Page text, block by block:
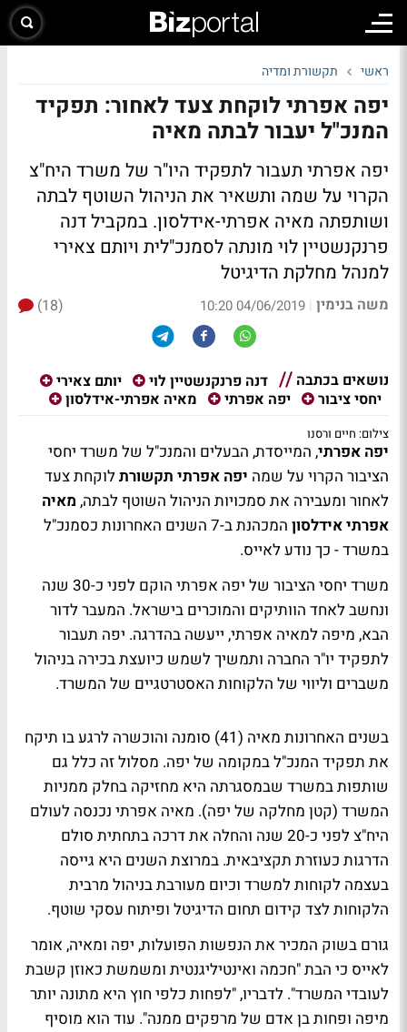
ראשי תקשורת ומדיה
יפה אפרתי לוקחת צעד לאחור: תפקיד
המנכ"ל יעבור לבתה מאיה
יפה אפרתי תעבור לתפקיד היו"ר של משרד היח"צ
הקרוי על שמה ותשאיר את הניהול השוטף לבתה
ושותפתה מאיה אפרתי-אידלסון. במקביל דנה
פרנקנשטיין לוי מונתה לסמנכ"לית ויותם צאירי
למנהל מחלקת הדיגיטל
משה בנימין |
04/06/2019 10:20
(18)
נושאים בכתבה דנה פרנקנשטיין לוי
יותם צאירי
יחסי ציבור
יפה אפרתי מאיה אפרתי-אידלסון
צילום: חיים ורסנו
יפה אפרתי, המייסדת, הבעלים והמנכ"ל של משרד יחסי
הציבור הקרוי על שמה יפה אפרתי תקשורתלוקחת צעד
לאחור ומעבירה את סמכויות הניהול השוטף לבתה, מאיה
אפרתי אידלסון
המכהנת ב-7 השנים האחרונות כסמנכ"ל
במשרד - כך נודע לאייס.
משרד יחסי הציבור של יפה אפרתי הוקם לפני כ-30 שנה
ונחשב לאחד הוותיקים והמוכרים בישראל. המעבר לדור
הבא, מיפה למאיה אפרתי, ייעשה בהדרגה. יפה תעבור
לתפקיד יו"ר החברה ותמשיך לשמש כיועצת בכירה בניהול
משברים וליווי של הלקוחות האסטרטגיים של המשרד.
בשנים האחרונות מאיה (41) סומנה והוכשרה לרגע בו תיקח
את תפקיד המנכ"ל במקומה של יפה. מסלול זה כלל גם
שותפות במשרד שבמסגרתה היא מחזיקה בחלק ממניות
המשרד (קטן מחלקה של יפה). מאיה אפרתי נכנסה לעולם
היח"צ לפני כ-20 שנה והחלה את דרכה בתחתית סולם
הדרגות כעוזרת תקציבאית. במרוצת השנים היא גייסה
בעצמה לקוחות למשרד וכיום מעורבת בניהול מרבית
הלקוחות לצד קידום תחום הדיגיטל ופיתוח עסקי שוטף.
גורם בשוק המכיר את הנפשות הפועלות, יפה ומאיה, אומר
לאייס כי הבת "חכמה ואינטיליגנטית ומשמשת כאוזן קשבת
לעובדי המשרד". לדבריו, "לפחות כלפי חוץ היא מתונה יותר
מיפה ופחות בן אדם של מרפקים ממנה". עוד הוא מוסיף